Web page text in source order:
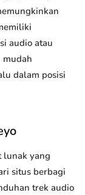
audio atau
mudah
dalam posisi
lunak yang
situs berbagi
trek audio